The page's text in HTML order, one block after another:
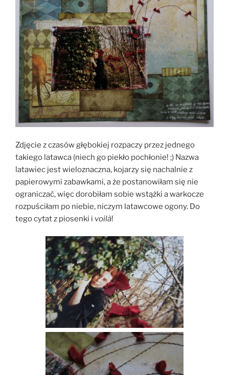
Zdjęcie z czasów głębokiej rozpaczy przez jednego
takiego latawca (niech go piekło pochłonie! ;) Nazwa
latawiec jest wieloznaczna, kojarzy się nachalnie z
papierowymi zabawkami, a że postanowiłam się nie
ograniczać, więc dorobiłam sobie wstążki a warkocze
rozpuściłam po niebie, niczym latawcowe ogony. Do
tego cytat z piosenki i voilà!